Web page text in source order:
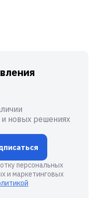
и новых решениях
персональных
и маркетинговых